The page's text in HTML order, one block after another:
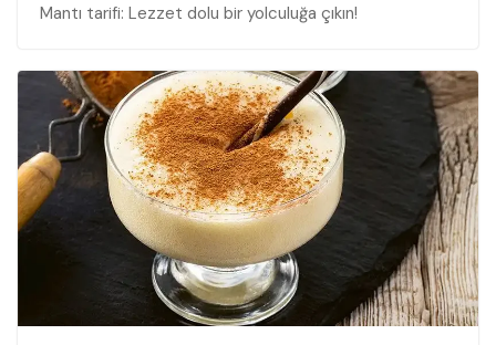
Mantı tarifi: Lezzet dolu bir yolculuğa çıkın!